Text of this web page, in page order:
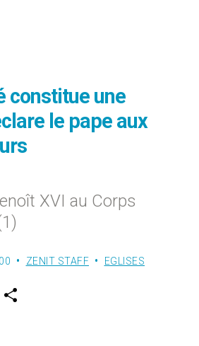
constitue une
le pape aux
XVI au Corps
ZENIT STAFF
EGLISES
w